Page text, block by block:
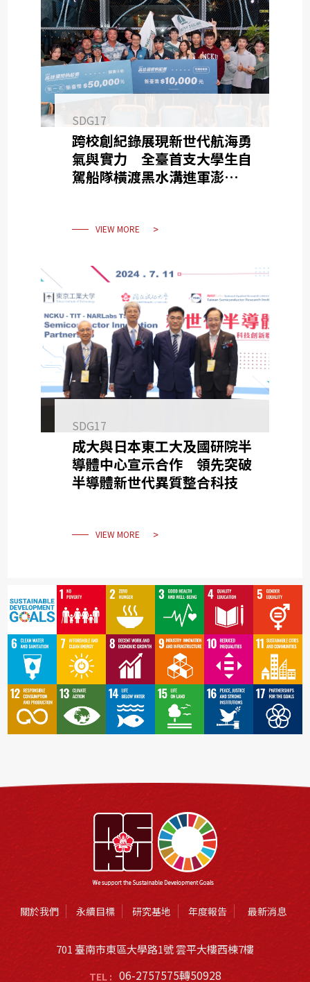
SDG17
跨校創紀錄展現新世代航海勇
氣與實力 全臺首支大學生自
駕船隊橫渡黑水溝進軍澎湖帆
VIEW MORE
SDG17
成大與日本東工大及國研院半
導體中心宣示合作 領先突破
半導體新世代異質整合科技
VIEW MORE
關於我們 永續目標 研究基地 年度報告 最新消息
701 臺南市東區大學路1號 雲平大樓西棟7樓
TEL : 06-2757575轉50928